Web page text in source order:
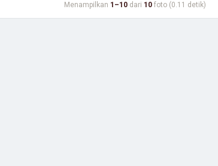
Menampilkan 1–10 dari 10 foto (0.11 detik)